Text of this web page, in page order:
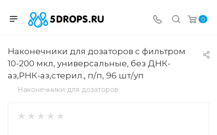
0
Наконечники для дозаторов с фильтром
10-200 мкл, универсальные, без ДНК-
аз,РНК-аз,стерил., п/п, 96 шт/уп
Наконечники для дозаторов